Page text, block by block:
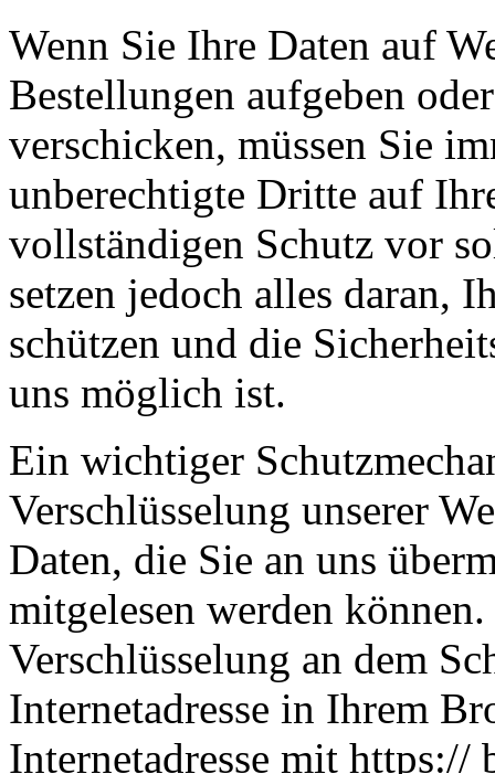
Wenn Sie Ihre Daten auf
Bestellungen aufgeben
verschicken, müssen Sie
unberechtigte Dritte auf
vollständigen Schutz vor
setzen jedoch alles daran,
schützen und die
uns möglich ist.
Ein wichtiger
Verschlüsselung unserer
Daten, die Sie an uns
mitgelesen werden
Verschlüsselung an dem
Internetadresse in Ihrem
Internetadresse mit